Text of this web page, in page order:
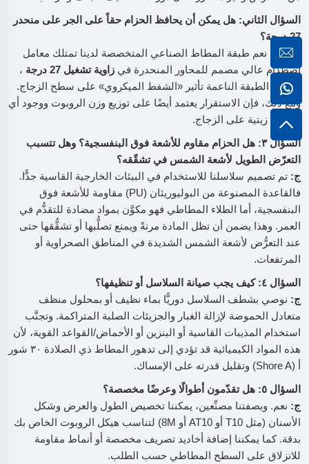
السؤال الثاني: هل يمكن أن يحافظ الحزام حقاً على الجر على منحدر
27 درجة؟
ج:نعم، نعم طبقة المطاط الصناعي المتخصصة لدينا تمتلك معامل
اصطدام عالي مصمم للمحاور المنحدرة في زاوية تشغيل 27 درجة
،
وتُنشئ الطبقة الناعمة تأثير «الشفط الميكروي» على سطح الزجاج.
ومع ذلك، فإن الاستقرار يعتمد أيضًا على توزيع وزن الروبوت ووجود أي
ملوثات زيتية على الزجاج.
السؤال ٣: هل الحزام مقاوم للأشعة فوق البنفسجية؟ وهل تتسبب
التعرّض الطويل لأشعة الشمس في تشقّقه؟
ج: تم تصميم سلاسلنا للاستخدام في البيئات الخارجية القاسية جدًّا.
فالقاعدة المصنوعة من البوليوريثان (PU) مقاومة للأشعة فوق
البنفسجية، أما الطلاء المطاطي فهو مكوَّن بمواد مضادة للتقدُّم في
العمر. وهذا يضمن أن تظل المادة مرنةً ويمنع تصلُّبها أو تشقُّقها حتى
عند التعرُّض لأشعة الشمس الشديدة في المناطق الصحراوية أو
المرتفعات.
السؤال ٤: كيف يجب صيانة السلاسل أو تنظيفها؟
ج: نوصي بشطف السلاسل دوريًّا بماء نظيف أو بمحلول منظف
متعادل الحموضة لإزالة الغبار والجزيئات الصلبة المتراكمة. وتجنَّب
استخدام المذيبات القاسية أو البنزين أو الأحماض/القواعد القوية، لأن
هذه المواد الكيميائية قد تؤدي إلى تدهور المطاط ذي الصلادة ٣٠ شور
أ (Shore A) وتقليل قدرته على الإمساك.
السؤال ٥: هل تقدّمون أطوالًا وعرضًا مخصصة؟
ج: نعم. وبصفتنا مصنِّعين، يمكننا تخصيص الطول والعرض وشكل
الأسنان (مثل T10 أو AT10 أو 8M) لتناسب هيكل الروبوت الخاص بك
بدقة. كما يمكننا إضافة أخاديد تصريف مخصصة أو أنماط مقاومة
للانزلاق على السطح المطاطي حسب الطلب.